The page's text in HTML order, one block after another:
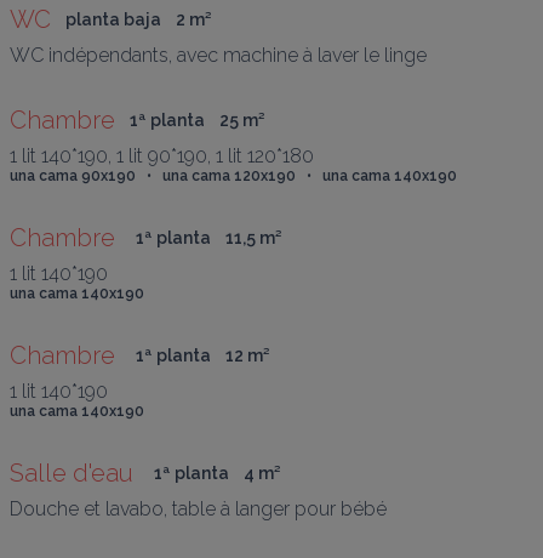
WC planta baja 2 m²
WC indépendants, avec machine à laver le linge
Chambre 1ª planta 25 m²
1 lit 140*190, 1 lit 90*190, 1 lit 120*180
una cama 90x190   •   una cama 120x190   •   una cama 140x190
Chambre 1ª planta 11,5 m²
1 lit 140*190
una cama 140x190
Chambre 1ª planta 12 m²
1 lit 140*190
una cama 140x190
Salle d'eau 1ª planta 4 m²
Douche et lavabo, table à langer pour bébé